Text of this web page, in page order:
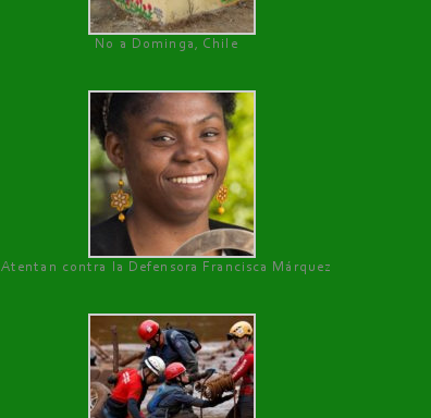
No a Dominga, Chile
Atentan contra la Defensora Francisca Márquez